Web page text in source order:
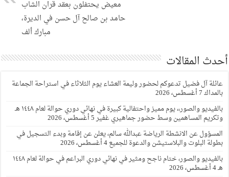
معيض يحتفلون بعقد قران الشاب
حامد بن صالح آل حسن في الديرة،
مبارك ألف
أحدث المقالات
عائلة آل فضيل تدعوكم لحضور وليمة العشاء يوم الثلاثاء في استراحة الجماعة
بالمداك7 أغسطس، 2026
بالفيديو والصور،، يوم مميز واحتفالية كبيرة في نهائي دوري حوالة لعام ١٤٤٨ هـ
وتكريم المساهمين وسط حضور جماهيري غفير5 أغسطس، 2026
المسؤول عن الانشطة الرياضة عبدالله سالم، يعلن عن إقامة وبدء التسجيل في
بطولة البلوت والبلاستيشن والدعوة للجميع4 أغسطس، 2026
بالفيديو والصور، ختام ناجح ومثير في نهائي دوري البراعم في حوالة لعام ١٤٤٨
هـ4 أغسطس، 2026